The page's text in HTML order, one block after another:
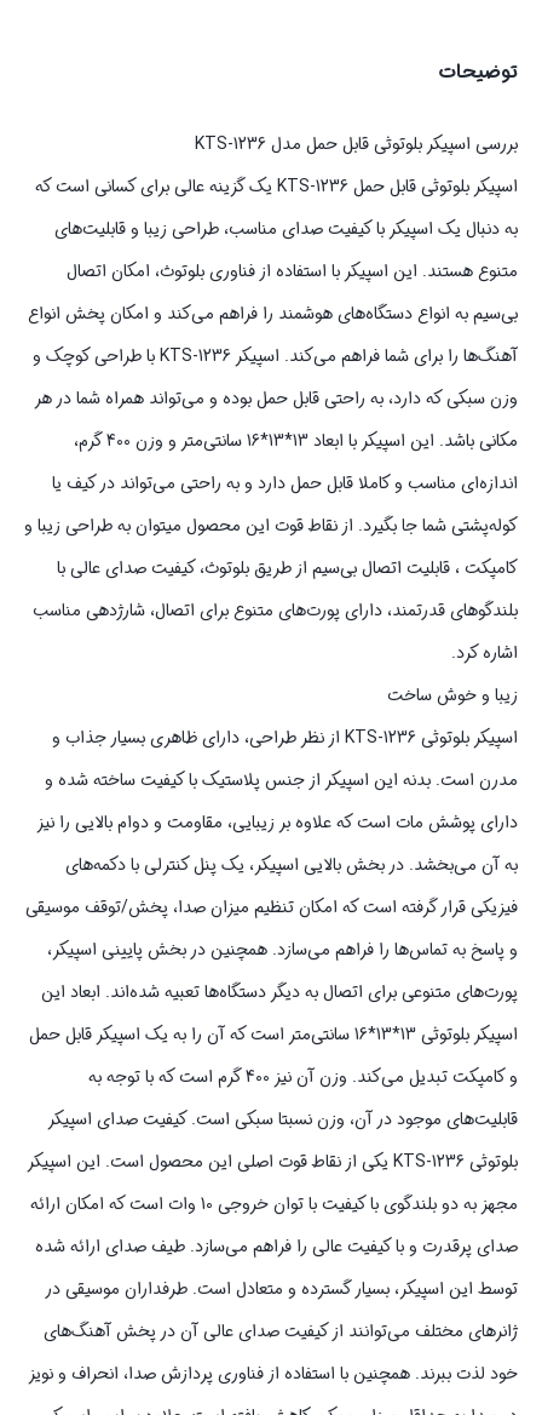
توضیحات
بررسی اسپیکر بلوتوثی قابل حمل مدل KTS-1236
اسپیکر بلوتوثی قابل حمل KTS-1236 یک گزینه عالی برای کسانی است که
به دنبال یک اسپیکر با کیفیت صدای مناسب، طراحی زیبا و قابلیت‌های
متنوع هستند. این اسپیکر با استفاده از فناوری بلوتوث، امکان اتصال
بی‌سیم به انواع دستگاه‌های هوشمند را فراهم می‌کند و امکان پخش انواع
آهنگ‌ها را برای شما فراهم می‌کند. اسپیکر KTS-1236 با طراحی کوچک و
وزن سبکی که دارد، به راحتی قابل حمل بوده و می‌تواند همراه شما در هر
مکانی باشد. این اسپیکر با ابعاد 13*13*16 سانتی‌متر و وزن 400 گرم،
اندازه‌ای مناسب و کاملا قابل حمل دارد و به راحتی می‌تواند در کیف یا
کوله‌پشتی شما جا بگیرد. از نقاط قوت این محصول میتوان به طراحی زیبا و
کامپکت ، قابلیت اتصال بی‌سیم از طریق بلوتوث، کیفیت صدای عالی با
بلندگوهای قدرتمند، دارای پورت‌های متنوع برای اتصال، شارژدهی مناسب
اشاره کرد.
زیبا و خوش ساخت
اسپیکر بلوتوثی KTS-1236 از نظر طراحی، دارای ظاهری بسیار جذاب و
مدرن است. بدنه این اسپیکر از جنس پلاستیک با کیفیت ساخته شده و
دارای پوشش مات است که علاوه بر زیبایی، مقاومت و دوام بالایی را نیز
به آن می‌بخشد. در بخش بالایی اسپیکر، یک پنل کنترلی با دکمه‌های
فیزیکی قرار گرفته است که امکان تنظیم میزان صدا، پخش/توقف موسیقی
و پاسخ به تماس‌ها را فراهم می‌سازد. همچنین در بخش پایینی اسپیکر،
پورت‌های متنوعی برای اتصال به دیگر دستگاه‌ها تعبیه شده‌اند. ابعاد این
اسپیکر بلوتوثی 13*13*16 سانتی‌متر است که آن را به یک اسپیکر قابل حمل
و کامپکت تبدیل می‌کند. وزن آن نیز 400 گرم است که با توجه به
قابلیت‌های موجود در آن، وزن نسبتا سبکی است. کیفیت صدای اسپیکر
بلوتوثی KTS-1236 یکی از نقاط قوت اصلی این محصول است. این اسپیکر
مجهز به دو بلندگوی با کیفیت با توان خروجی 10 وات است که امکان ارائه
صدای پرقدرت و با کیفیت عالی را فراهم می‌سازد. طیف صدای ارائه شده
توسط این اسپیکر، بسیار گسترده و متعادل است. طرفداران موسیقی در
ژانرهای مختلف می‌توانند از کیفیت صدای عالی آن در پخش آهنگ‌های
خود لذت ببرند. همچنین با استفاده از فناوری پردازش صدا، انحراف و نویز